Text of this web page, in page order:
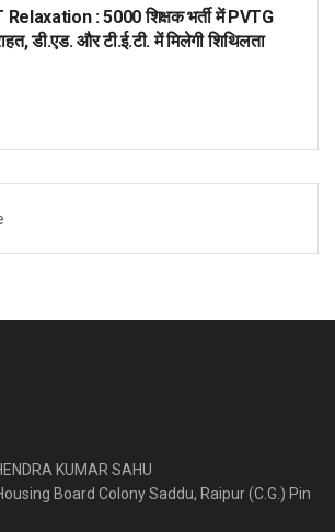
: 5000 शिक्षक भर्ती में PVTG
डी.एड. और टी.ई.टी. में मिलेगी शिथिलता
KUMAR SAHU
Board Colony Saddu, Raipur (C.G.) Pin